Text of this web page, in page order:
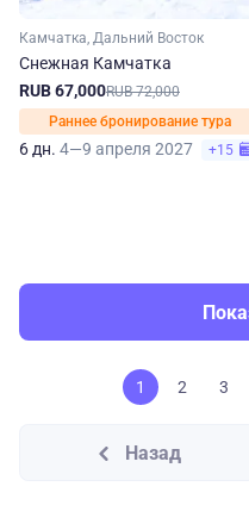
Камчатка, Дальний Восток
Снежная Камчатка
RUB 67,000RUB 72,000
Раннее бронирование тура
6 дн. 4—9 апреля 2027 +15
1 2 3
Назад